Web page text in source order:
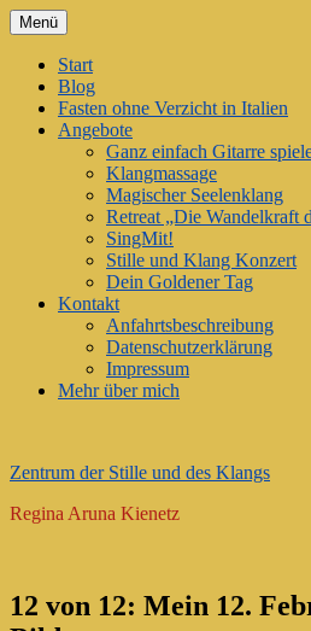
Zum
Inhalt
springen
Menü
Start
Blog
Fasten ohne Verzicht in Italien
Angebote
Ganz einfach Gitarre
Klangmassage
Magischer Seelenklang
Retreat „Die Wandelkraft
SingMit!
Stille und Klang Konzert
Dein Goldener Tag
Kontakt
Anfahrtsbeschreibung
Datenschutzerklärung
Impressum
Mehr über mich
Zentrum der Stille und des Klangs
Regina Aruna Kienetz
12 von 12: Mein 12.